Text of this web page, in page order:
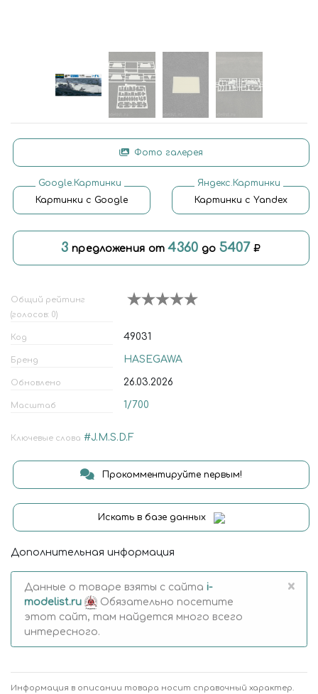
Фото галерея
Google.Картинки
Картинки с Google
Яндекс.Картинки
Картинки с Yandex
3 предложения от4360 до 5407
Общий рейтинг
(голосов: 0)
Код 49031
Бренд HASEGAWA
Обновлено 26.03.2026
Масштаб 1/700
Ключевые слова #J.M.S.D.F
Прокомментируйте первым!
Искать в базе данных
Дополнительная информация
Данные о товаре взяты с сайта i-
modelist.ru
Обязательно посетите
этот сайт, там найдется много всего
интересного.
×
Информация в описании товара носит справочный характер.